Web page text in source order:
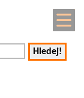
Hledej!